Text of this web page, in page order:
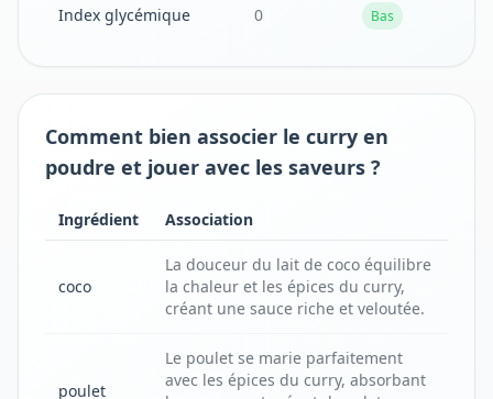
Index glycémique 0 Bas
Comment bien associer le curry en
poudre et jouer avec les saveurs ?
Ingrédient Association
coco
La douceur du lait de coco équilibre
la chaleur et les épices du curry,
créant une sauce riche et veloutée.
poulet
Le poulet se marie parfaitement
avec les épices du curry, absorbant